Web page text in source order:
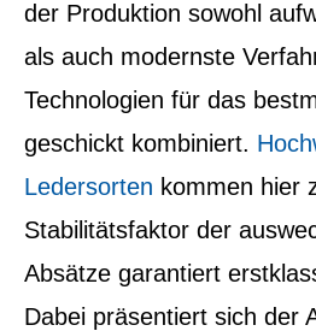
der Produktion sowohl
als auch modernste
Technologien für das
geschickt kombiniert.
Ledersorten kommen hier
Stabilitätsfaktor der
Absätze garantiert
Dabei präsentiert sich der